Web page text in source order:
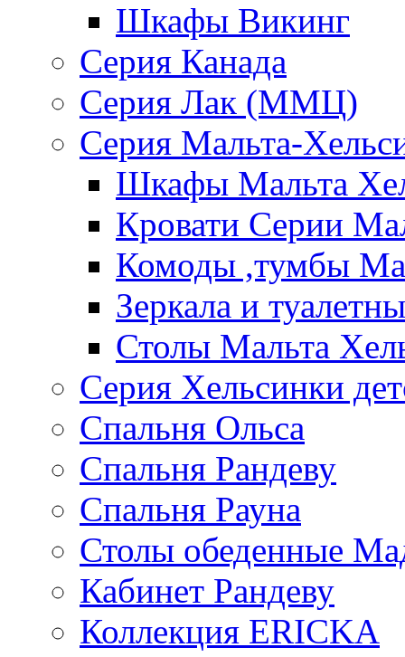
Шкафы Викинг
Серия Канада
Серия Лак (ММЦ)
Серия Мальта-
Шкафы Мальта
Кровати Серии
Комоды ,тумбы
Зеркала и
Столы Мальта
Серия Хельсинки
Спальня Ольса
Спальня Рандеву
Спальня Рауна
Столы обеденные
Кабинет Рандеву
Коллекция ERICKA